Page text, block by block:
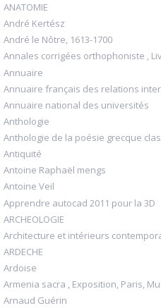
ANATOMIE
André Kertész
André le Nôtre, 1613-1700
Annales corrigées orthophoniste ,
Annuaire
Annuaire français des relations
Annuaire national des universités
Anthologie
Anthologie de la poésie grecque
Antiquité
Antoine Raphaël mengs
Antoine Veil
Apprendre autocad 2011 pour la 3D
ARCHEOLOGIE
Architecture et intérieurs
ARDECHE
Ardoise
Armenia sacra , Exposition, Paris,
Arnaud Guérin